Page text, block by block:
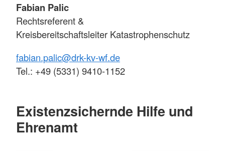
Fabian Palic
Rechtsreferent &
Kreisbereitschaftsleiter Katastrophenschutz
fabian.palic@drk-kv-wf.de
Tel.: +49 (5331) 9410-1152
Existenzsichernde Hilfe und
Ehrenamt